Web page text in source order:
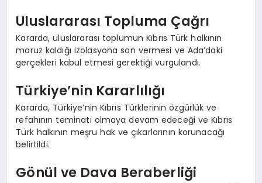
Uluslararası Topluma Çağrı
Kararda, uluslararası toplumun Kıbrıs Türk halkının
maruz kaldığı izolasyona son vermesi ve Ada’daki
gerçekleri kabul etmesi gerektiği vurgulandı.
Türkiye’nin Kararlılığı
Kararda, Türkiye’nin Kıbrıs Türklerinin özgürlük ve
refahının teminatı olmaya devam edeceği ve Kıbrıs
Türk halkının meşru hak ve çıkarlarının korunacağı
belirtildi.
Gönül ve Dava Beraberliği